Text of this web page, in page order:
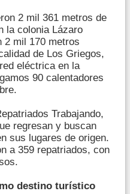
2 mil 361 metros de
la colonia Lázaro
2 mil 170 metros
de Los Griegos,
eléctrica en la
90 calentadores
Trabajando,
regresan y buscan
sus lugares de origen.
a 359 repatriados, con
destino turístico